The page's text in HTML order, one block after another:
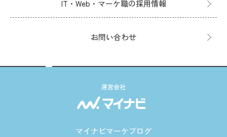
IT・Web・マーケ職の採用情報
お問い合わせ
運営会社
マイナビマーケブログ